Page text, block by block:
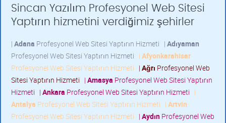
Sincan Yazılım Profesyonel Web Sitesi
Yaptırın hizmetini verdiğimiz şehirler
| Adana Profesyonel Web Sitesi Yaptırın Hizmeti | Adıyaman
Profesyonel Web Sitesi Yaptırın Hizmeti | Afyonkarahisar
Profesyonel Web Sitesi Yaptırın Hizmeti | Ağrı Profesyonel Web
Sitesi Yaptırın Hizmeti | Amasya Profesyonel Web Sitesi Yaptırın
Hizmeti | Ankara Profesyonel Web Sitesi Yaptırın Hizmeti |
Antalya Profesyonel Web Sitesi Yaptırın Hizmeti | Artvin
Profesyonel Web Sitesi Yaptırın Hizmeti | Aydın Profesyonel Web